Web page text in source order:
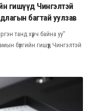
гишүүд Чингэлтэй
багтай уулзав
танд хүрч байна уу"
бүлгийн гишүүд Чингэлтэй